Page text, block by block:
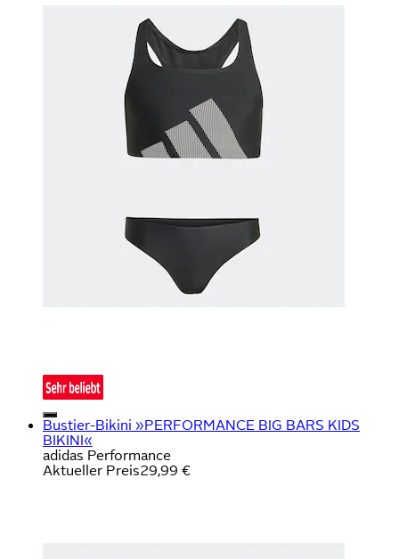
Bustier-Bikini »PERFORMANCE BIG BARS KIDS
BIKINI«
adidas Performance
Aktueller Preis29,99 €